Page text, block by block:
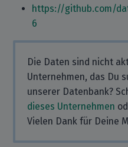
https://github.com/
6
Die Daten sind nicht
Unternehmen, das Du
unserer Datenbank?
dieses Unternehmen
Vielen Dank für Deine